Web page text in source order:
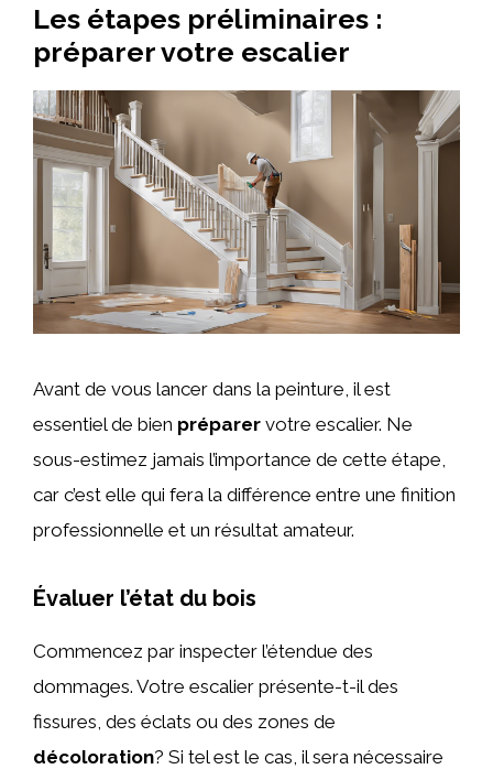
Les étapes préliminaires :
préparer votre escalier
Avant de vous lancer dans la peinture, il est
essentiel de bien préparer votre escalier. Ne
sous-estimez jamais l’importance de cette étape,
car c’est elle qui fera la différence entre une finition
professionnelle et un résultat amateur.
Évaluer l’état du bois
Commencez par inspecter l’étendue des
dommages. Votre escalier présente-t-il des
fissures, des éclats ou des zones de
décoloration? Si tel est le cas, il sera nécessaire